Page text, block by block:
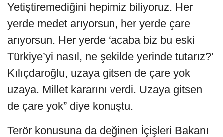
Yetiştiremediğini hepimiz biliyoruz. Her
yerde medet arıyorsun, her yerde çare
arıyorsun. Her yerde ‘acaba biz bu eski
Türkiye’yi nasıl, ne şekilde yerinde tutarız?’
Kılıçdaroğlu, uzaya gitsen de çare yok
uzaya. Millet kararını verdi. Uzaya gitsen
de çare yok” diye konuştu.
Terör konusuna da değinen İçişleri Bakanı